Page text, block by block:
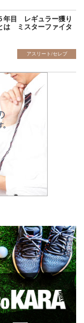
年目 レギュラー獲り
は ミスターファイタ
アスリート/セレブ